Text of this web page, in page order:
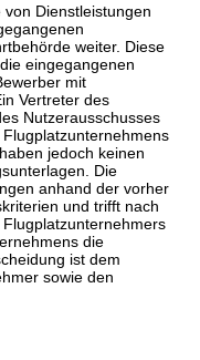
Dienstleistungen
weiter. Diese
eingegangenen
mit
Vertreter des
Nutzerausschusses
jedoch keinen
Die
anhand der vorher
und trifft nach
die
ist dem
sowie den